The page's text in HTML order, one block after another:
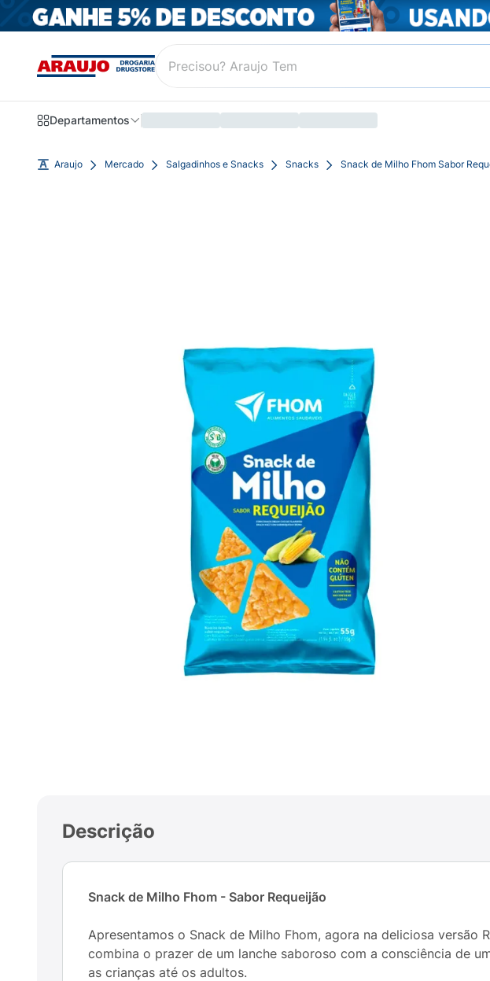
Departamentos
Araujo Mercado Salgadinhos e Snacks Snacks Snack de Milho Fhom Sabor
Descrição
Snack de Milho Fhom - Sabor Requeijão
Apresentamos o Snack de Milho Fhom, agora na deliciosa
combina o prazer de um lanche saboroso com a consciência de
as crianças até os adultos.